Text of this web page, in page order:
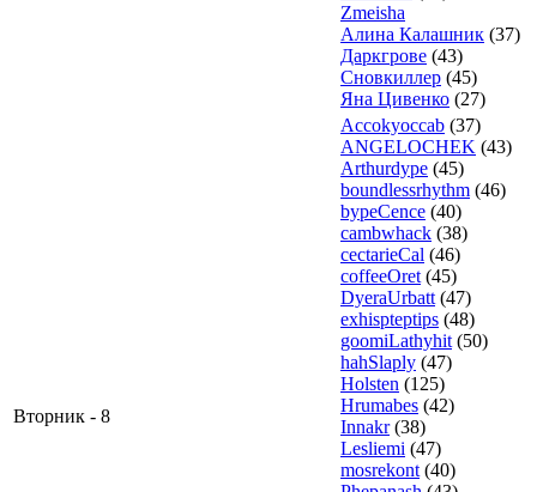
Zmeisha
Алина Калашник (37)
Даркгрове (43)
Сновкиллер (45)
Яна Цивенко (27)
Вторник - 8
Accokyoccab (37)
ANGELOCHEK (43)
Arthurdype (45)
boundlessrhythm (46)
bypeCence (40)
cambwhack (38)
cectarieCal (46)
coffeeOret(45)
DyeraUrbatt(47)
exhispteptips (48)
goomiLathyhit(50)
hahSlaply (47)
Holsten (125)
Hrumabes (42)
Innakr(38)
Lesliemi (47)
mosrekont(40)